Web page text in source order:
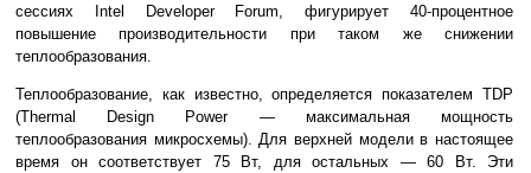
сессиях Intel Developer Forum, фигурирует 40-процентное
повышение производительности при таком же снижении
теплообразования.
Теплообразование, как известно, определяется показателем TDP
(Thermal Design Power — максимальная мощность
теплообразования микросхемы). Для верхней модели в настоящее
время он соответствует 75 Вт, для остальных — 60 Вт. Эти